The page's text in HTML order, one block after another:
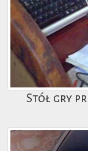
Stół gry